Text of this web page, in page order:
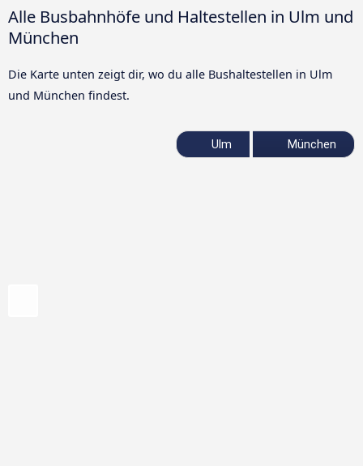
Alle Busbahnhöfe und Haltestellen in Ulm und
München
Die Karte unten zeigt dir, wo du alle Bushaltestellen in Ulm
und München findest.
Ulm München